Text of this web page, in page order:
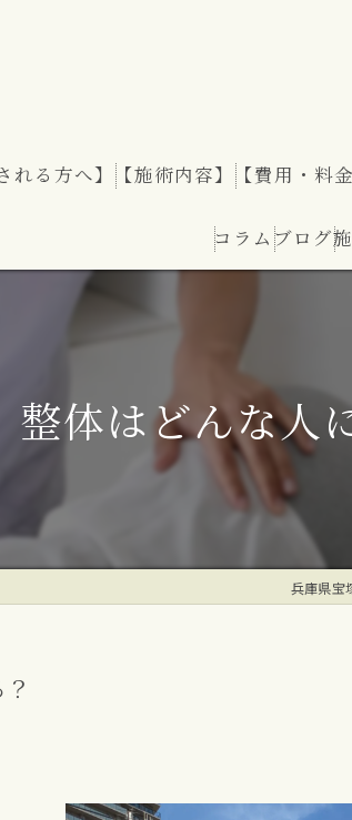
れる方へ】 【施術内容】 【費用・料金
コラム ブログ
整体はどんな人
兵庫県宝